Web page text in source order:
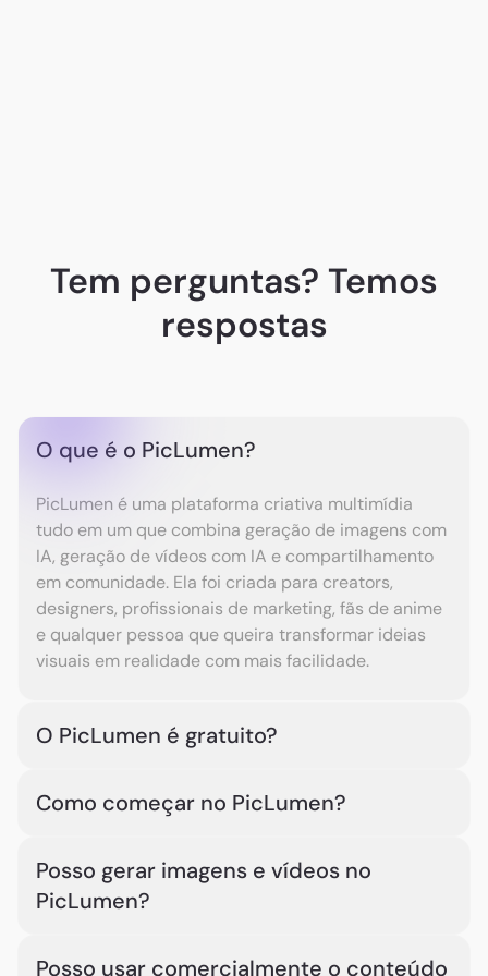
Tem perguntas? Temos
respostas
O que é o PicLumen?
PicLumen é uma plataforma criativa multimídia
tudo em um que combina geração de imagens com
IA, geração de vídeos com IA e compartilhamento
em comunidade. Ela foi criada para creators,
designers, profissionais de marketing, fãs de anime
e qualquer pessoa que queira transformar ideias
visuais em realidade com mais facilidade.
O PicLumen é gratuito?
Sim. O PicLumen é gratuito para começar e usar,
com 10 Lumens grátis todos os dias. Você pode
diários. Para gerar mais conteúdos ou atender a
demandas criativas maiores, você pode assinar um
Como começar no PicLumen?
Escolha um modelo de imagem ou vídeo, digite seu
prompt ou envie uma imagem ou vídeo de
referência. Depois, gere sua imagem ou vídeo com o
pode baixá-la ou compartilhá-la na comunidade
Posso gerar imagens e vídeos no
PicLumen?
Sim. O PicLumen oferece suporte à geração de
Posso usar comercialmente o conteúdo